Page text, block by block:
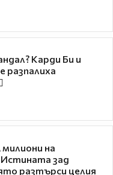
Карди Би и
разпалиха
милиони на
Истината зад
разтърси целия